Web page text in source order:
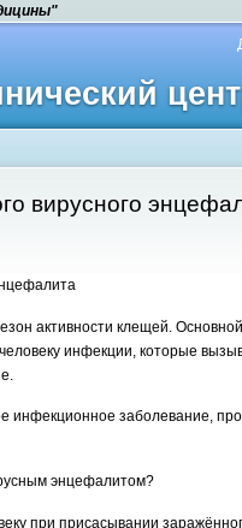
вирусного
активности клещей.
инфекции, которые
инфекционное заболевание,
энцефалитом?
при присасывании